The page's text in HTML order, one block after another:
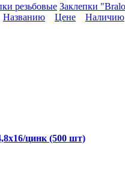
резьбовые Заклепки
Названию Цене
Наличию
цинк (500 шт)